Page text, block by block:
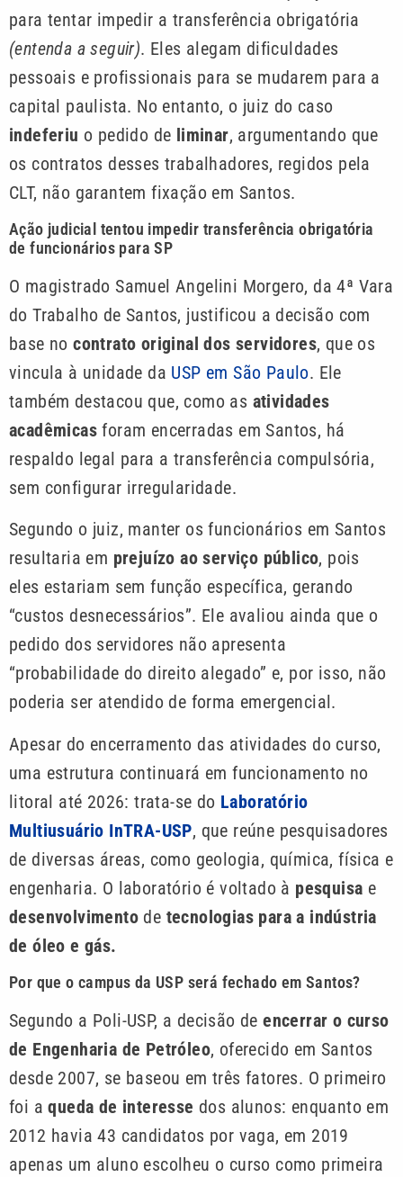
para tentar impedir a transferência obrigatória
(entenda a seguir). Eles alegam dificuldades
pessoais e profissionais para se mudarem para a
capital paulista. No entanto, o juiz do caso
indeferiu o pedido de liminar, argumentando que
os contratos desses trabalhadores, regidos pela
CLT, não garantem fixação em Santos.
Ação judicial tentou impedir transferência obrigatória
de funcionários para SP
O magistrado Samuel Angelini Morgero, da 4ª Vara
do Trabalho de Santos, justificou a decisão com
base no contrato original dos servidores, que os
vincula à unidade da USP em São Paulo. Ele
também destacou que, como as atividades
acadêmicas foram encerradas em Santos, há
respaldo legal para a transferência compulsória,
sem configurar irregularidade.
Segundo o juiz, manter os funcionários em Santos
resultaria em prejuízo ao serviço público, pois
eles estariam sem função específica, gerando
“custos desnecessários”. Ele avaliou ainda que o
pedido dos servidores não apresenta
“probabilidade do direito alegado” e, por isso, não
poderia ser atendido de forma emergencial.
Apesar do encerramento das atividades do curso,
uma estrutura continuará em funcionamento no
litoral até 2026: trata-se do Laboratório
Multiusuário InTRA-USP, que reúne pesquisadores
de diversas áreas, como geologia, química, física e
engenharia. O laboratório é voltado à pesquisa e
desenvolvimento de tecnologias para a indústria
de óleo e gás.
Por que o campus da USP será fechado em Santos?
Segundo a Poli-USP, a decisão deencerrar o curso
de Engenharia de Petróleo, oferecido em Santos
desde 2007, se baseou em três fatores. O primeiro
foi aqueda de interesse dos alunos: enquanto em
2012 havia 43 candidatos por vaga, em 2019
apenas um aluno escolheu o curso como primeira